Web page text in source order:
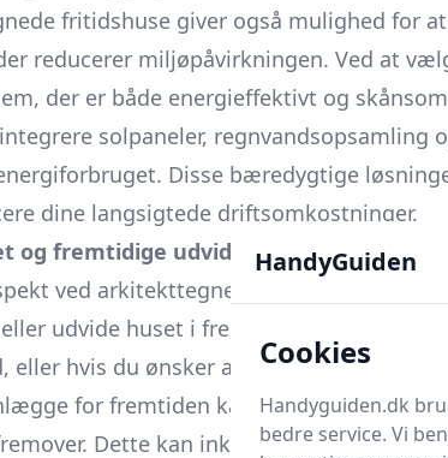
fritidshuse giver også mulighed for
reducerer miljøpåvirkningen. Ved at
der er både energieffektivt og
solpaneler,
Disse bæredygtige
dine langsigtede driftsomkostninger.
og fremtidige udvidelser
ved arkitekttegnede fritidshuse er
udvide huset i fremtiden. Dette kan
eller hvis du ønsker at tilføje ekstra
for fremtiden kan du sikre, at dit
Dette kan inkludere alt fra
HandyGuiden
Cookies
Handyguiden.dk
bedre service. Vi